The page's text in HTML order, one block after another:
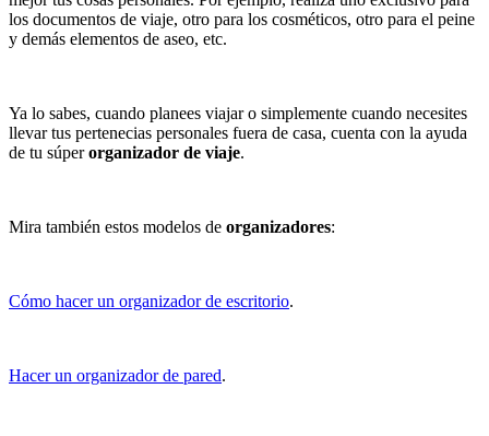
los documentos de viaje, otro para los cosméticos, otro para el peine
y demás elementos de aseo, etc.
Ya lo sabes, cuando planees viajar o simplemente cuando necesites
llevar tus pertenecias personales fuera de casa, cuenta con la ayuda
de tu súperorganizador de viaje.
Mira también estos modelos de organizadores:
Cómo hacer un organizador de escritorio.
Hacer un organizador de pared.